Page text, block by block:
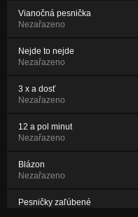
Vianočná pesnička
Nezařazeno
Nejde to nejde
Nezařazeno
3 x a dosť
Nezařazeno
12 a pol minut
Nezařazeno
Blázon
Nezařazeno
Pesničky zaľúbené